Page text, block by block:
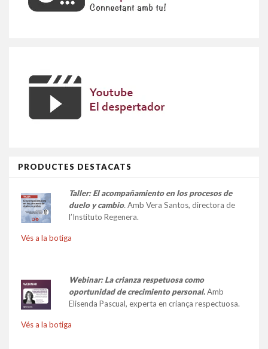
PRODUCTES DESTACATS
Taller: El acompañamiento en los procesos de
duelo y cambio. Amb Vera Santos, directora de
l’Instituto Regenera.
Vés a la botiga
Webinar: La crianza respetuosa como
oportunidad de crecimiento personal.Amb
Elisenda Pascual, experta en criança respectuosa.
Vés a la botiga